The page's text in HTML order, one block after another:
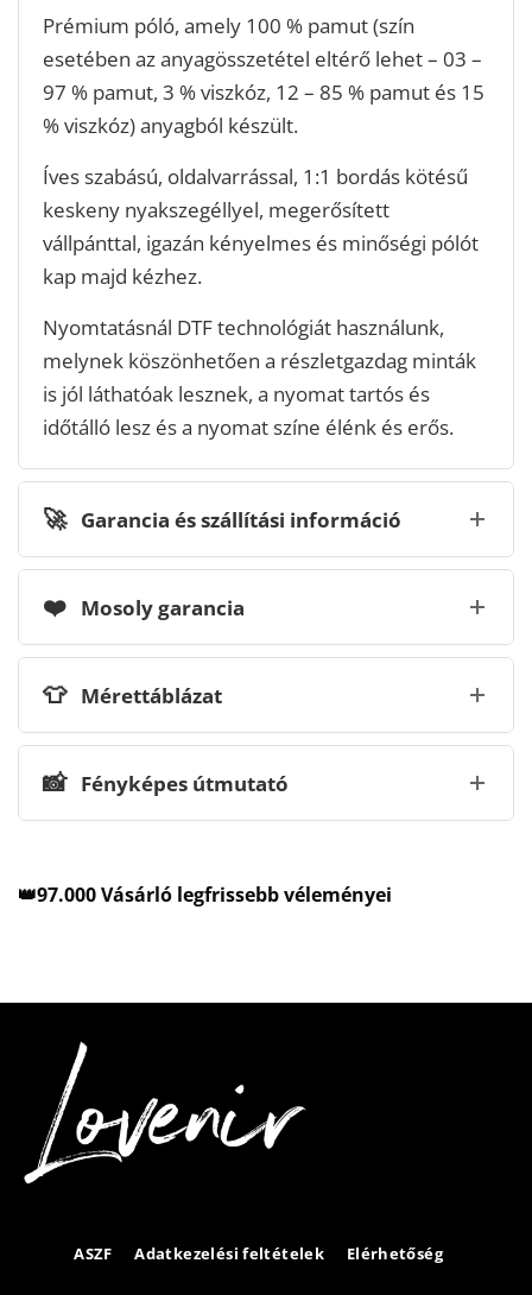
Prémium póló, amely 100 % pamut (szín
esetében az anyagösszetétel eltérő lehet – 03 –
97 % pamut, 3 % viszkóz, 12 – 85 % pamut és 15
% viszkóz) anyagból készült.
Íves szabású, oldalvarrással, 1:1 bordás kötésű
keskeny nyakszegéllyel, megerősített
vállpánttal, igazán kényelmes és minőségi pólót
kap majd kézhez.
Nyomtatásnál DTF technológiát használunk,
melynek köszönhetően a részletgazdag minták
is jól láthatóak lesznek, a nyomat tartós és
időtálló lesz és a nyomat színe élénk és erős.
🚀 Garancia és szállítási információ
❤️ Mosoly garancia
👕 Mérettáblázat
📸 Fényképes útmutató
👑97.000 Vásárló legfrissebb véleményei
ASZF Adatkezelési feltételek Elérhetőség